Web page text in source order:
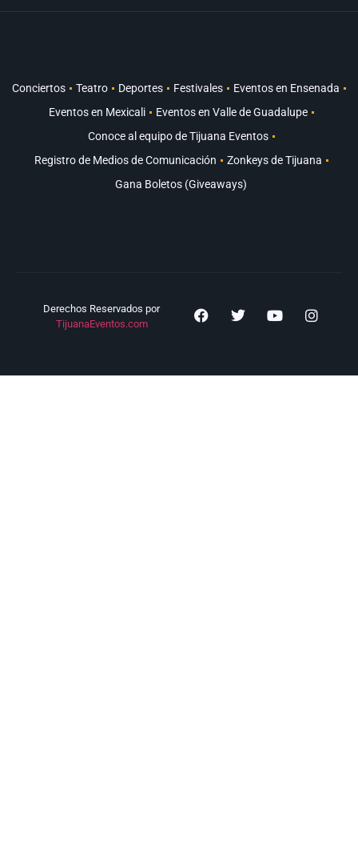
Conciertos Teatro Deportes Festivales
Eventos en Ensenada
Eventos en Mexicali
Eventos en Valle de Guadalupe
Conoce al equipo de Tijuana Eventos
Registro de Medios de Comunicación
Zonkeys de Tijuana
Gana Boletos (Giveaways)
Derechos Reservados por
TijuanaEventos.com